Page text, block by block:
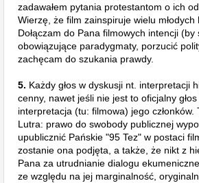
zadawałem pytania protestantom o ich
Wierzę, że film zainspiruje wielu
Dołączam do Pana filmowych intencji
obowiązujące paradygmaty, porzucić
zachęcam do szukania prawdy.
5. Każdy głos w dyskusji nt. interpretacji
cenny, nawet jeśli nie jest to oficjalny głos
interpretacja (tu: filmowa) jego
Lutra: prawo do swobody publicznej
upublicznić Pańskie "95 Tez" w postaci
zostanie ona podjęta, a także, że nikt z
Pana za utrudnianie dialogu
ze względu na jej marginalność,